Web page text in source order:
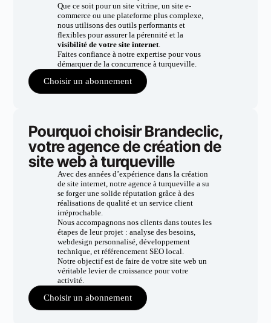
Que ce soit pour un site vitrine, un site e-
commerce ou une plateforme plus complexe,
nous utilisons des outils performants et
flexibles pour assurer la pérennité et la
visibilité de votre site internet.
Faites confiance à notre expertise pour vous
démarquer de la concurrence à turqueville.
Choisir un abonnement
Pourquoi choisir Brandeclic,
votre agence de création de
site web à turqueville
Avec des années d’expérience dans la création
de site internet, notre agence à turqueville a su
se forger une solide réputation grâce à des
réalisations de qualité et un service client
irréprochable.
Nous accompagnons nos clients dans toutes les
étapes de leur projet : analyse des besoins,
webdesign personnalisé, développement
technique, et référencement SEO local.
Notre objectif est de faire de votre site web un
véritable levier de croissance pour votre
activité.
Choisir un abonnement